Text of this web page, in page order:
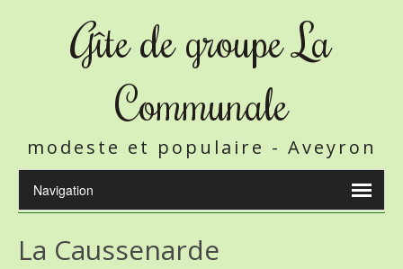
Gîte de groupe La
Communale
modeste et populaire - Aveyron
La Caussenarde